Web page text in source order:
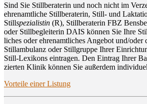
Sind Sie Still­be­ra­te­rin und noch nicht im
ehren­amt­li­che Still­be­ra­te­rin, Still- und
Stillspe­zia­lis­tin (R), Still­be­ra­te­rin FBZ
oder Still­be­glei­te­rin DAIS kön­nen Sie Ihre
li­ches oder ehren­amt­li­ches Ange­bot und/oder
Still­am­bu­lanz oder Still­grup­pe Ihrer
Still-Lexi­kons ein­tra­gen. Den Ein­trag Ihrer
zier­ten Kli­nik kön­nen Sie außer­dem
Vor­tei­le einer Listung